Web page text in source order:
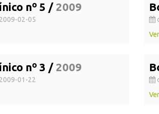
nº 5 / 2009
02-05
nº 3 / 2009
01-22